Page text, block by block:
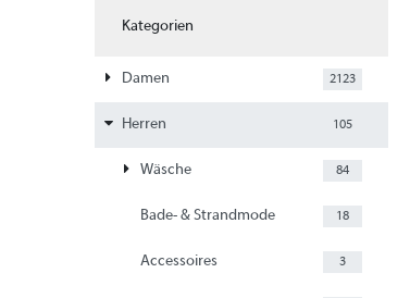
Kategorien
Damen 2123
Herren 105
Wäsche 84
Bade- & Strandmode 18
Accessoires 3